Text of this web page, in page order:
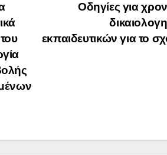
Οδηγίες για
εκπαιδευτικών για το